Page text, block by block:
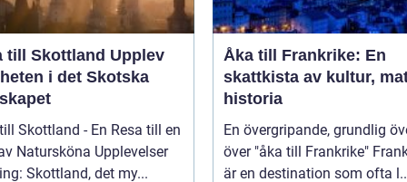
Skottland Upplev
i det Skotska
Skottland - En Resa till en
Natursköna Upplevelser
Skottland, det my...
Åka till Frankrike: En
skattkista av kultur,
historia
En övergripande, grundlig
över "åka till Frankrike" Frankrike
är en destination som ofta